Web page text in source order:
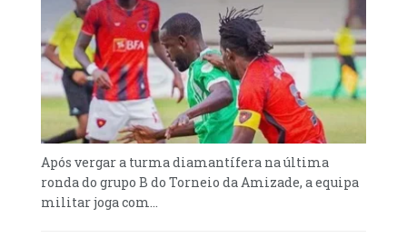
Após vergar a turma diamantífera na última
ronda do grupo B do Torneio da Amizade, a equipa
militar joga com...